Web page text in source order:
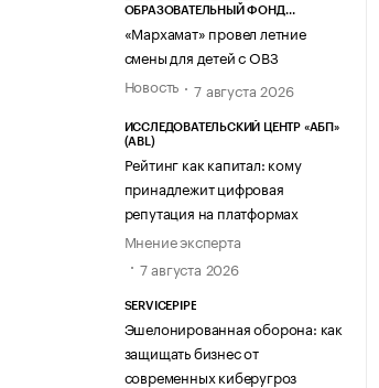
ОБРАЗОВАТЕЛЬНЫЙ ФОНД
«Мархамат» провел летние
смены для детей с ОВЗ
Новость
7 августа 2026
ИССЛЕДОВАТЕЛЬСКИЙ ЦЕНТР «АБП»
(ABL)
Рейтинг как капитал: кому
принадлежит цифровая
репутация на платформах
Мнение эксперта
7 августа 2026
SERVICEPIPE
Эшелонированная оборона: как
защищать бизнес от
современных киберугроз